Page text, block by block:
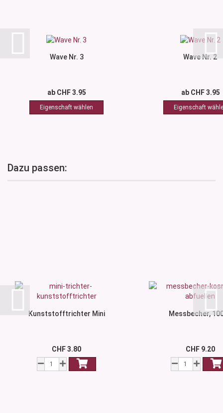
Wave Nr. 3
ab CHF 3.95
Wave Nr. 2
ab CHF 3.95
Dazu passen:
Kunststofftrichter Mini
CHF 3.80
Messbecher,
CHF 9.20